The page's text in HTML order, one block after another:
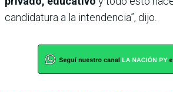
candidatura a la intendencia”, dijo.